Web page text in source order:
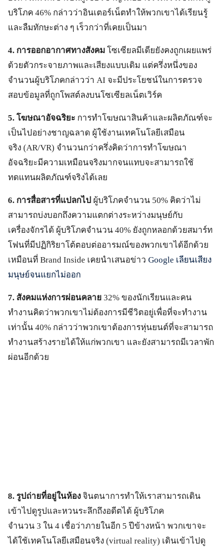
บริโภค 46% กล่าวว่าอินเตอร์เน็ตทำให้พวกเขาได้เรียนรู้
และลืมทักษะต่าง ๆ เร็วกว่าที่เคยเป็นมา
4. การออกอากาศทางสังคม โซเซียลมีเดียยังคงถูกเผยแพร่
ด้วยตัวกระจายภาพและเสียงแบบเดิม แต่ครึ่งหนึ่งของ
จำนวนผู้บริโภคกล่าวว่า AI จะมีประโยชน์ในการตรวจ
สอบข้อมูลที่ถูกโพสต์ลงบนโซเซียลเน็ตเวิร์ค
5. โฆษณาอัจฉริยะ การทำโฆษณาสินค้าและผลิตภัณฑ์จะ
เป็นไปอย่างชาญฉลาด ผู้ใช้งานเทคโนโลยีเสมือน
จริง (AR/VR) จำนวนกว่าครึ่งคิดว่าการทำโฆษณา
อัจฉริยะมีความเหมือนจริงมากจนแทบจะสามารถใช้
ทดแทนผลิตภัณฑ์จริงได้เลย
6. การสื่อสารที่แปลกไป ผู้บริโภคจำนวน 50% คิดว่าไม่
สามารถบ่งบอกถึงความแตกต่างระหว่างมนุษย์กับ
เครื่องจักรได้ ผู้บริโภคจำนวน 40% ยังถูกหลอกด้วยสมาร์ท
โฟนที่มีปฏิกิริยาโต้ตอบต่ออารมณ์ของพวกเขาได้อีกด้วย
เหมือนที่ Brand Inside เคยนำเสนอข่าว Google เลียนเสียง
มนุษย์จนแยกไม่ออก
7. สังคมแห่งการผ่อนคลาย 32% ของนักเรียนและคน
ทำงานคิดว่าพวกเขาไม่ต้องการมีชีวิตอยู่เพื่อที่จะทำงาน
เท่านั้น 40% กล่าวว่าพวกเขาต้องการหุ่นยนต์ที่จะสามารถ
ทำงานสร้างรายได้ให้แก่พวกเขา และยังสามารถมีเวลาพัก
ผ่อนอีกด้วย
8. รูปถ่ายที่อยู่ในห้อง จินตนาการทำให้เราสามารถเดิน
เข้าไปดูรูปและหวนระลึกถึงอดีตได้ ผู้บริโภค
จำนวน 3 ใน 4 เชื่อว่าภายในอีก 5 ปีข้างหน้า พวกเขาจะ
ได้ใช้เทคโนโลยีเสมือนจริง (virtual reality) เดินเข้าไปดู